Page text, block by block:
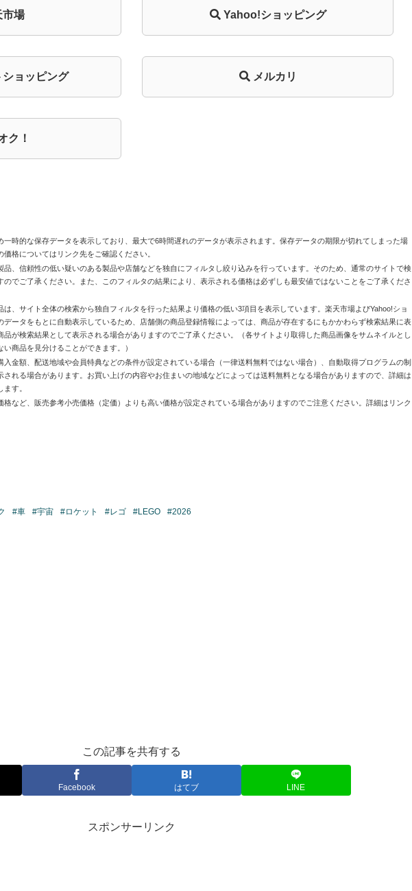
場 Yahoo!ショッピング
ョッピング メルカリ
ク！
時的な保存データを表示しており、最大で6時間遅れのデータが表示されます。保存データの期限が切れてしまった場
格についてはリンク先をご確認ください。
、信頼性の低い疑いのある製品や店舗などを独自にフィルタし絞り込みを行っています。そのため、通常のサイトで検
でご了承ください。また、このフィルタの結果により、表示される価格は必ずしも最安値ではないことをご了承くださ
、サイト全体の検索から独自フィルタを行った結果より価格の低い3項目を表示しています。楽天市場よびYahoo!ショ
データをもとに自動表示しているため、店舗側の商品登録情報によっては、商品が存在するにもかかわらず検索結果に表
が検索結果として表示される場合がありますのでご了承ください。（各サイトより取得した商品画像をサムネイルとし
商品を見分けることができます。）
金額、配送地域や会員特典などの条件が設定されている場合（一律送料無料ではない場合）、自動取得プログラムの制
れる場合があります。お買い上げの内容やお住まいの地域などによっては送料無料となる場合がありますので、詳細は
す。
など、販売参考小売価格（定価）よりも高い価格が設定されている場合がありますのでご注意ください。詳細はリンク
#車 #宇宙 #ロケット #レゴ #LEGO #2026
この記事を共有する
Facebook はてブ LINE
スポンサーリンク